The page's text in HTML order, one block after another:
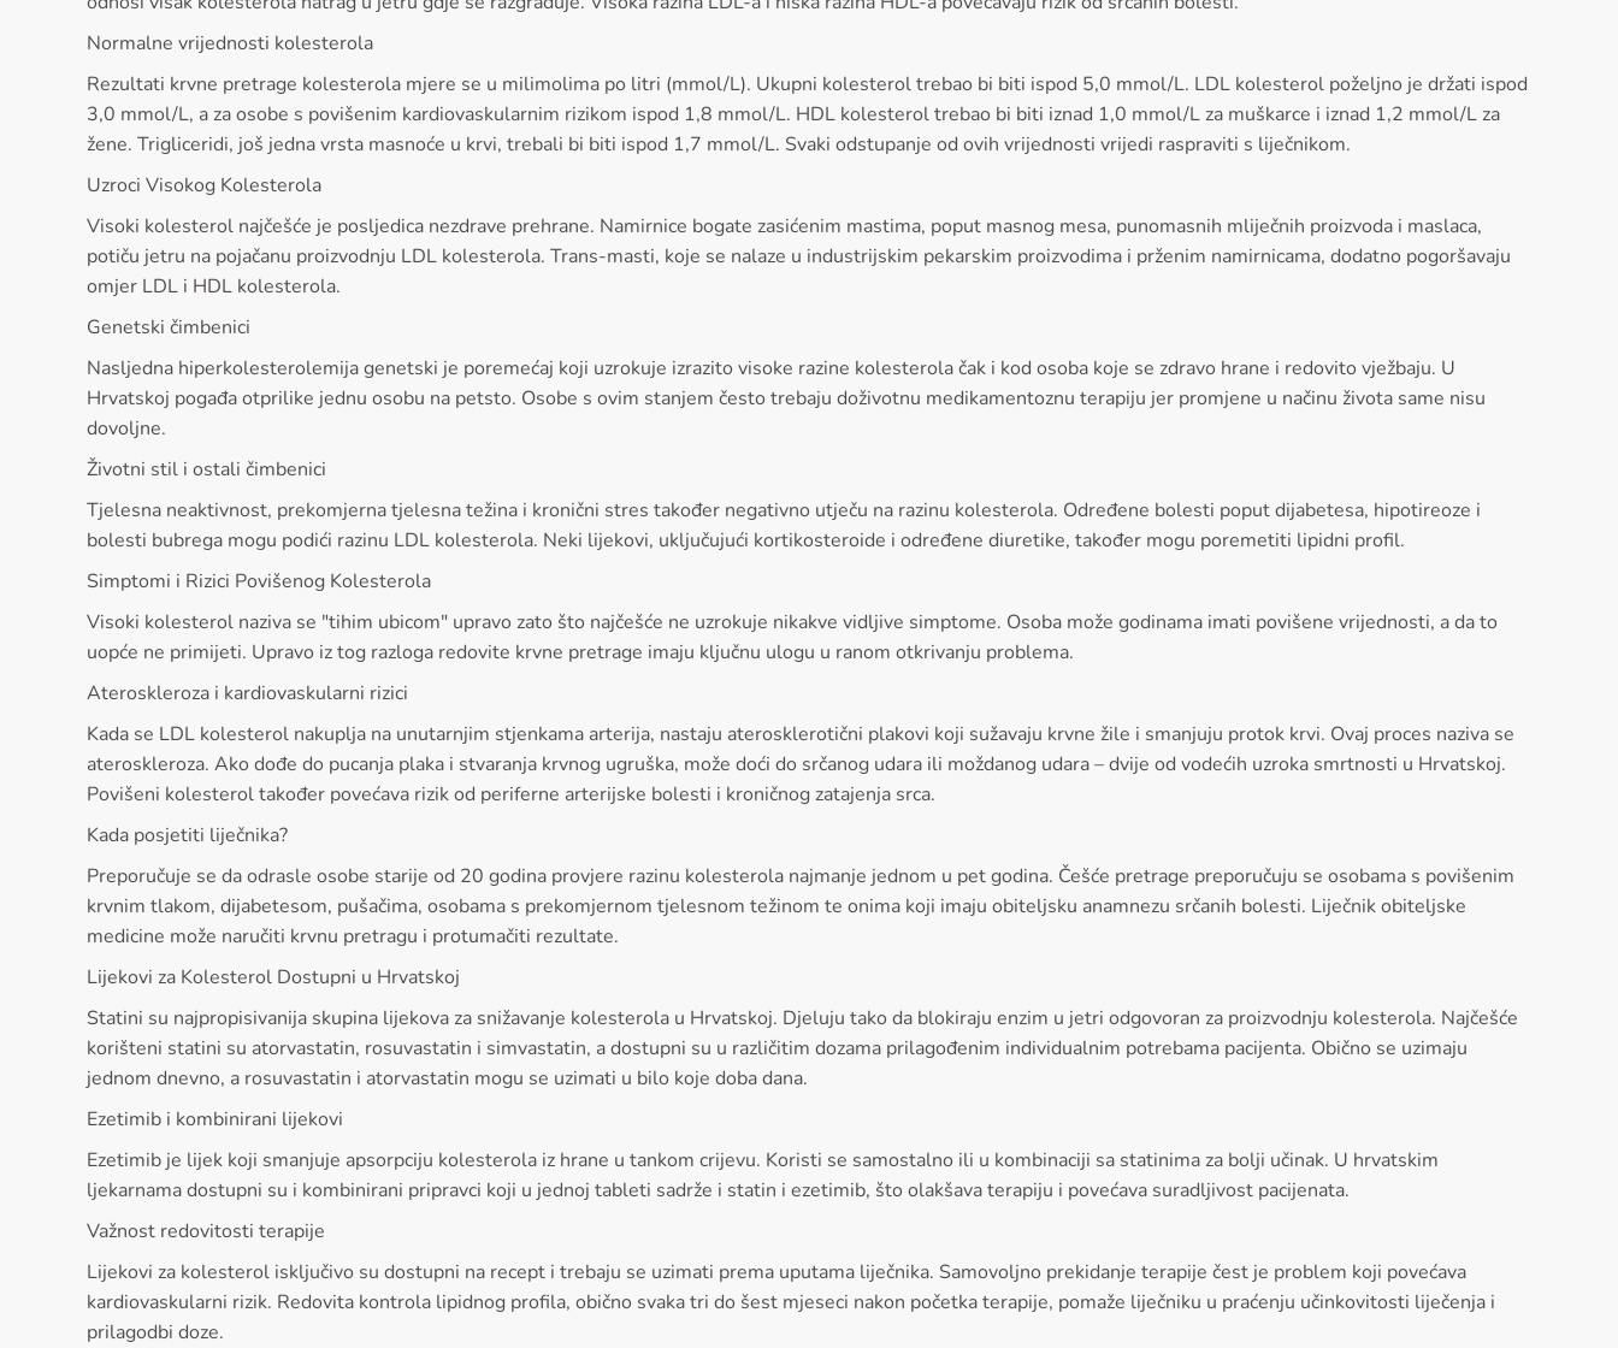
Normalne vrijednosti kolesterola
Rezultati krvne pretrage kolesterola mjere se u milimolima po litri (mmol/L). Ukupni kolesterol trebao bi biti ispod 5,0 mmol/L. LDL kolesterol poželjno je držati ispod
3,0 mmol/L, a za osobe s povišenim kardiovaskularnim rizikom ispod 1,8 mmol/L. HDL kolesterol trebao bi biti iznad 1,0 mmol/L za muškarce i iznad 1,2 mmol/L za
žene. Trigliceridi, još jedna vrsta masnoće u krvi, trebali bi biti ispod 1,7 mmol/L. Svaki odstupanje od ovih vrijednosti vrijedi raspraviti s liječnikom.
Uzroci Visokog Kolesterola
Visoki kolesterol najčešće je posljedica nezdrave prehrane. Namirnice bogate zasićenim mastima, poput masnog mesa, punomasnih mliječnih proizvoda i maslaca,
potiču jetru na pojačanu proizvodnju LDL kolesterola. Trans-masti, koje se nalaze u industrijskim pekarskim proizvodima i prženim namirnicama, dodatno pogoršavaju
omjer LDL i HDL kolesterola.
Genetski čimbenici
Nasljedna hiperkolesterolemija genetski je poremećaj koji uzrokuje izrazito visoke razine kolesterola čak i kod osoba koje se zdravo hrane i redovito vježbaju. U
Hrvatskoj pogađa otprilike jednu osobu na petsto. Osobe s ovim stanjem često trebaju doživotnu medikamentoznu terapiju jer promjene u načinu života same nisu
dovoljne.
Životni stil i ostali čimbenici
Tjelesna neaktivnost, prekomjerna tjelesna težina i kronični stres također negativno utječu na razinu kolesterola. Određene bolesti poput dijabetesa, hipotireoze i
bolesti bubrega mogu podići razinu LDL kolesterola. Neki lijekovi, uključujući kortikosteroide i određene diuretike, također mogu poremetiti lipidni profil.
Simptomi i Rizici Povišenog Kolesterola
Visoki kolesterol naziva se "tihim ubicom" upravo zato što najčešće ne uzrokuje nikakve vidljive simptome. Osoba može godinama imati povišene vrijednosti, a da to
uopće ne primijeti. Upravo iz tog razloga redovite krvne pretrage imaju ključnu ulogu u ranom otkrivanju problema.
Ateroskleroza i kardiovaskularni rizici
Kada se LDL kolesterol nakuplja na unutarnjim stjenkama arterija, nastaju aterosklerotični plakovi koji sužavaju krvne žile i smanjuju protok krvi. Ovaj proces naziva se
ateroskleroza. Ako dođe do pucanja plaka i stvaranja krvnog ugruška, može doći do srčanog udara ili moždanog udara – dvije od vodećih uzroka smrtnosti u Hrvatskoj.
Povišeni kolesterol također povećava rizik od periferne arterijske bolesti i kroničnog zatajenja srca.
Kada posjetiti liječnika?
Preporučuje se da odrasle osobe starije od 20 godina provjere razinu kolesterola najmanje jednom u pet godina. Češće pretrage preporučuju se osobama s povišenim
krvnim tlakom, dijabetesom, pušačima, osobama s prekomjernom tjelesnom težinom te onima koji imaju obiteljsku anamnezu srčanih bolesti. Liječnik obiteljske
medicine može naručiti krvnu pretragu i protumačiti rezultate.
Lijekovi za Kolesterol Dostupni u Hrvatskoj
Statini su najpropisivanija skupina lijekova za snižavanje kolesterola u Hrvatskoj. Djeluju tako da blokiraju enzim u jetri odgovoran za proizvodnju kolesterola. Najčešće
korišteni statini su atorvastatin, rosuvastatin i simvastatin, a dostupni su u različitim dozama prilagođenim individualnim potrebama pacijenta. Obično se uzimaju
jednom dnevno, a rosuvastatin i atorvastatin mogu se uzimati u bilo koje doba dana.
Ezetimib i kombinirani lijekovi
Ezetimib je lijek koji smanjuje apsorpciju kolesterola iz hrane u tankom crijevu. Koristi se samostalno ili u kombinaciji sa statinima za bolji učinak. U hrvatskim
ljekarnama dostupni su i kombinirani pripravci koji u jednoj tableti sadrže i statin i ezetimib, što olakšava terapiju i povećava suradljivost pacijenata.
Važnost redovitosti terapije
Lijekovi za kolesterol isključivo su dostupni na recept i trebaju se uzimati prema uputama liječnika. Samovoljno prekidanje terapije čest je problem koji povećava
kardiovaskularni rizik. Redovita kontrola lipidnog profila, obično svaka tri do šest mjeseci nakon početka terapije, pomaže liječniku u praćenju učinkovitosti liječenja i
prilagodbi doze.